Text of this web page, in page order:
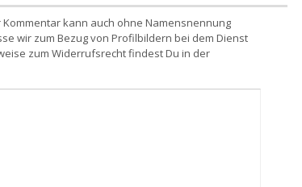
kann auch ohne Namensnennung
wir zum Bezug von Profilbildern bei dem Dienst
zum Widerrufsrecht findest Du in der